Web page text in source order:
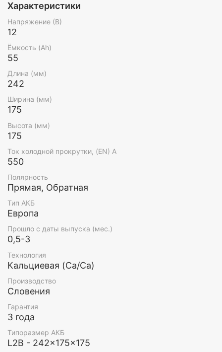
Характеристики
Напряжение (В)
12
Ёмкость (Ah)
55
Длина (мм)
242
Ширина (мм)
175
Высота (мм)
175
Ток холодной прокрутки, (EN) А
550
Полярность
Прямая, Обратная
Тип АКБ
Европа
Прошло с даты выпуска (мес.)
0,5-3
Технология
Кальциевая (Ca/Ca)
Производство
Словения
Гарантия
3 года
Типоразмер АКБ
L2B - 242x175x175